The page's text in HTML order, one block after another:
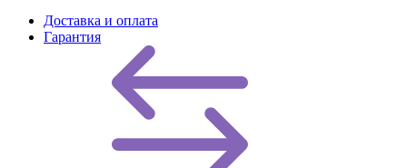
Доставка и оплата
Гарантия